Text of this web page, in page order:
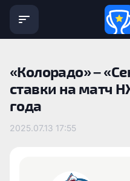
«Колорадо» –
ставки на матч
года
2025.07.13 17:55